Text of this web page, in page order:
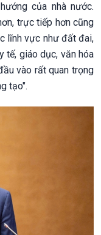
của nhà nước.
trực tiếp hơn cũng
lĩnh vực như đất đai,
tế, giáo dục, văn hóa
vào rất quan trọng
tạo".